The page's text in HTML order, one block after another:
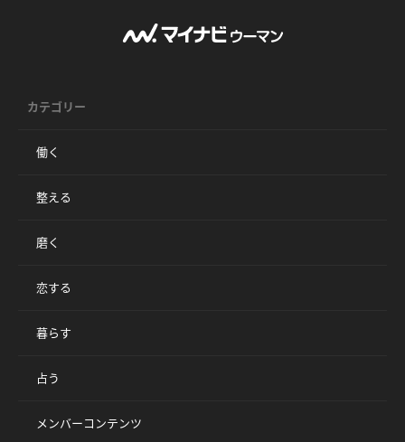
カテゴリー
働く
整える
磨く
恋する
暮らす
占う
メンバーコンテンツ